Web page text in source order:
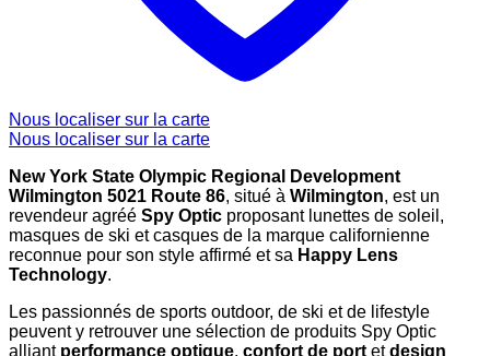
Nous localiser sur la carte
Nous localiser sur la carte
New York State Olympic Regional Development
Wilmington 5021 Route 86, situé à Wilmington, est un
revendeur agréé Spy Optic proposant lunettes de soleil,
masques de ski et casques de la marque californienne
reconnue pour son style affirmé et sa Happy Lens
Technology.
Les passionnés de sports outdoor, de ski et de lifestyle
peuvent y retrouver une sélection de produits Spy Optic
alliant performance optique, confort de portetdesign